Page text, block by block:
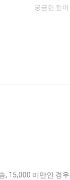
궁금한 점
, 15,000 미만인 경